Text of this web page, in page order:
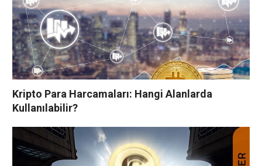
Kripto Para Harcamaları: Hangi Alanlarda
Kullanılabilir?